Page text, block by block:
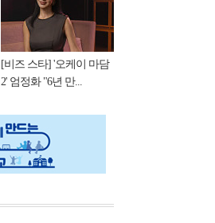
[비즈 스타] '오케이 마담
2' 엄정화 "6년 만...